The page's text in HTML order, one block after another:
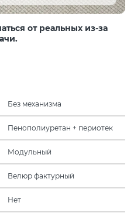
от реальных из-за
Без механизма
Пенополиуретан + периотек
Модульный
Велюр фактурный
Нет